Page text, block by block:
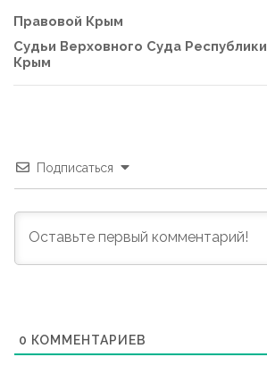
Правовой Крым
Судьи Верховного Суда Республики
Крым
Подписаться
0 КОММЕНТАРИЕВ